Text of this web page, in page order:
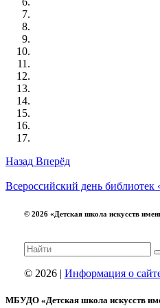
Назад Вперёд
Всероссийский день библиотек
© 2026 «Детская школа искусств
© 2026 | Информация о
МБУДО «Детская школа искусств